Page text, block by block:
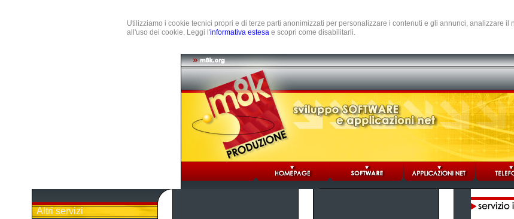
Utilizziamo i cookie tecnici propri e di terze parti anonimizzati per personalizzare i contenuti e gli annunci, analizzare il
all'uso dei cookie. Leggi l'informativa estesa e scopri come disabilitarli.
Altri servizi